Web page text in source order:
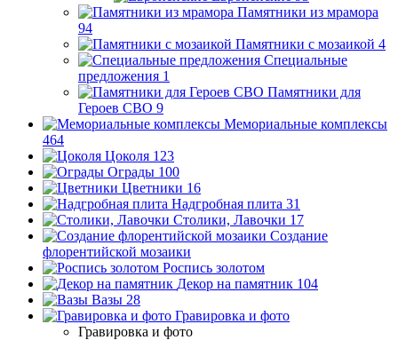
Памятники из мрамора
94
Памятники с мозаикой 4
Специальные
предложения 1
Памятники для
Героев СВО 9
Мемориальные комплексы
464
Цоколя 123
Ограды 100
Цветники 16
Надгробная плита 31
Столики, Лавочки 17
Создание
флорентийской мозаики
Роспись золотом
Декор на памятник 104
Вазы 28
Гравировка и фото
Гравировка и фото